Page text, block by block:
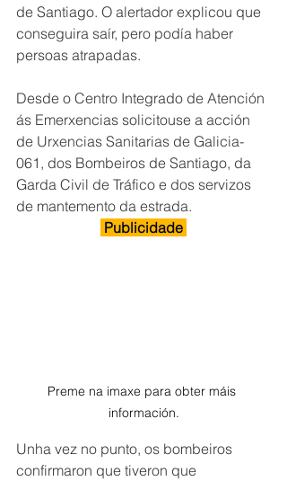
de Santiago. O alertador explicou que
conseguira saír, pero podía haber
persoas atrapadas.
Desde o Centro Integrado de Atención
ás Emerxencias solicitouse a acción
de Urxencias Sanitarias de Galicia-
061, dos Bombeiros de Santiago, da
Garda Civil de Tráfico e dos servizos
de mantemento da estrada.
Publicidade
Preme na imaxe para obter máis
información.
Unha vez no punto, os bombeiros
confirmaron que tiveron que